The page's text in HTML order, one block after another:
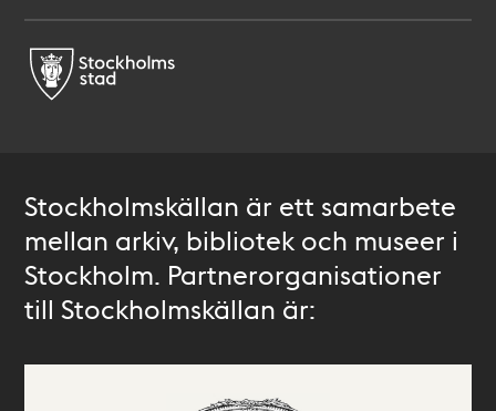
Stockholmskällan är ett samarbete
mellan arkiv, bibliotek och museer i
Stockholm. Partnerorganisationer
till Stockholmskällan är: